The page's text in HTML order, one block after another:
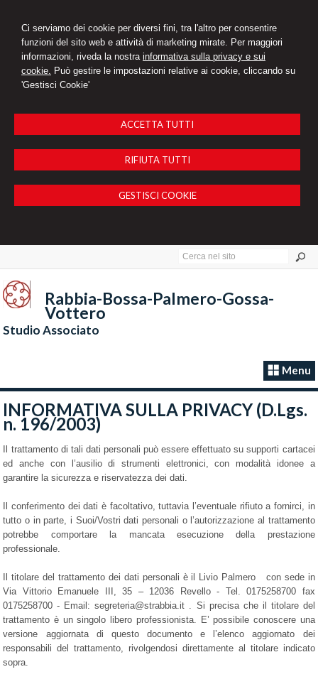
Ci serviamo dei cookie per diversi fini, tra l'altro per consentire
funzioni del sito web e attività di marketing mirate. Per maggiori
informazioni, riveda la nostra informativa sulla privacy e sui
cookie. Può gestire le impostazioni relative ai cookie, cliccando su
'Gestisci Cookie'
ACCETTA TUTTI
RIFIUTA TUTTI
GESTISCI COOKIE
Rabbia-Bossa-Palmero-Gossa-
Vottero
Studio Associato
Menu
INFORMATIVA SULLA PRIVACY (D.Lgs.
n. 196/2003)
Il trattamento di tali dati personali può essere effettuato su supporti cartacei
ed anche con l’ausilio di strumenti elettronici, con modalità idonee a
garantire la sicurezza e riservatezza dei dati.
Il conferimento dei dati è facoltativo, tuttavia l’eventuale rifiuto a fornirci, in
tutto o in parte, i Suoi/Vostri dati personali o l’autorizzazione al trattamento
potrebbe comportare la mancata esecuzione della prestazione
professionale.
Il titolare del trattamento dei dati personali è il Livio Palmero con sede in
Via Vittorio Emanuele III, 35 – 12036 Revello - Tel. 0175258700 fax
0175258700 - Email: segreteria@strabbia.it . Si precisa che il titolare del
trattamento è un singolo libero professionista. E’ possibile conoscere una
versione aggiornata di questo documento e l’elenco aggiornato dei
responsabili del trattamento, rivolgendosi direttamente al titolare indicato
sopra.